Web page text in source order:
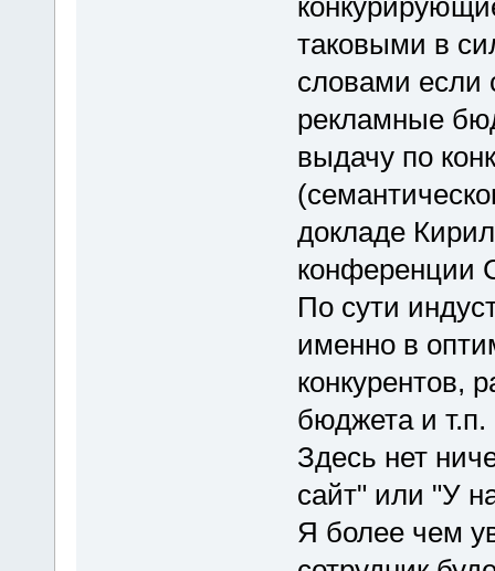
таковыми в
словами если
рекламные
выдачу по
докладе
конференции
По сути
именно в
конкурентов,
бюджета и т.п.
Здесь нет
сайт" или "У
Я более чем